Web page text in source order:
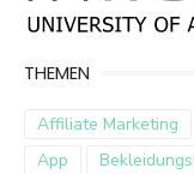
THEMEN
Affiliate Marketing
App